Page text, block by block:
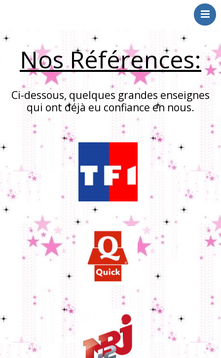
Animations
Spectacles
Qui sommes nous
Références
livre d’or
Contact
Nos Références:
Ci-dessous, quelques grandes enseignes
qui ont déjà eu confiance en nous.